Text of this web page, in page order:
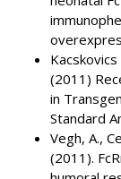
(2011)
in
Standard
Vegh, A.,
(2011).